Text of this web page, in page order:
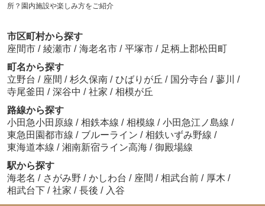
所？園内施設や楽しみ方をご紹介
市区町村から探す
座間市 / 綾瀬市 / 海老名市 / 平塚市 / 足柄上郡松田町
町名から探す
立野台 / 座間 / 杉久保南 / ひばりが丘 / 国分寺台 / 蓼川 /
寺尾釜田 / 深谷中 / 社家 / 相模が丘
路線から探す
小田急小田原線 / 相鉄本線 / 相模線 / 小田急江ノ島線 /
東急田園都市線 / ブルーライン / 相鉄いずみ野線 /
東海道本線 / 湘南新宿ライン高海 / 御殿場線
駅から探す
海老名 / さがみ野 / かしわ台 / 座間 / 相武台前 / 厚木 /
相武台下 / 社家 / 長後 / 入谷